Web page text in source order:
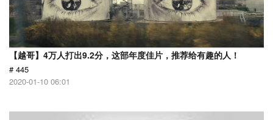
【越哥】4万人打出9.2分，这部年度佳片，推荐给有趣的人！
# 445
2020-01-10 06:01